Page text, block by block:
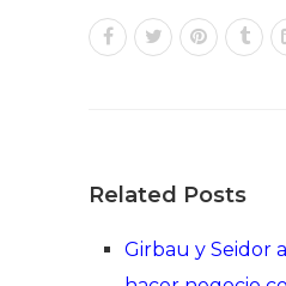
Related Posts
Girbau y Seidor